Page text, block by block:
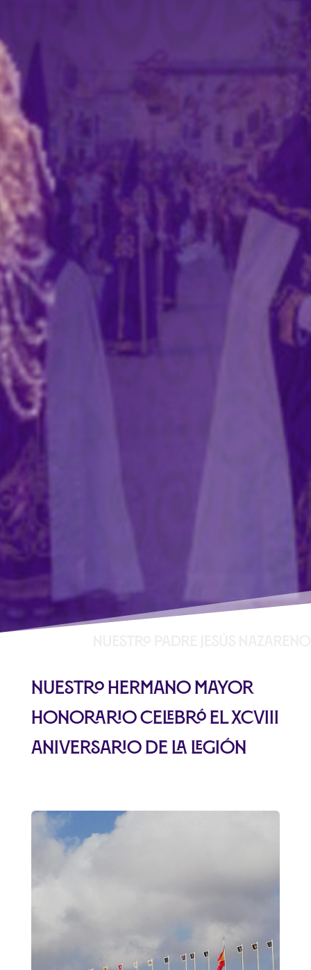
Nuestro hermano mayor
honorario celebró el XCVIII
aniversario de la legión